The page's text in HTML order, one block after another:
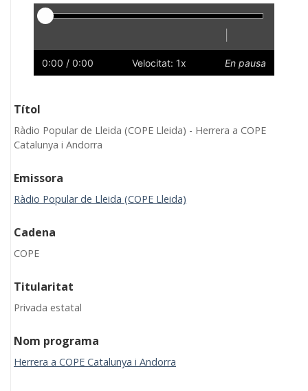
Reproductor
Lent
0:00 / 0:00 Velocitat: 1x En pausa
Títol
Ràdio Popular de Lleida (COPE Lleida) - Herrera a COPE
Catalunya i Andorra
Emissora
Ràdio Popular de Lleida (COPE Lleida)
Cadena
COPE
Titularitat
Privada estatal
Nom programa
Herrera a COPE Catalunya i Andorra